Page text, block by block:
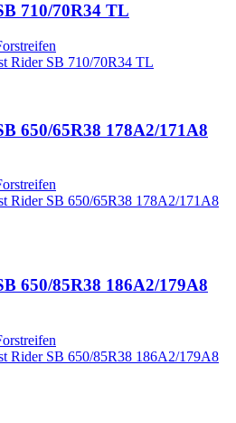
710/70R34 TL
650/65R38 178A2/171A8
650/85R38 186A2/179A8